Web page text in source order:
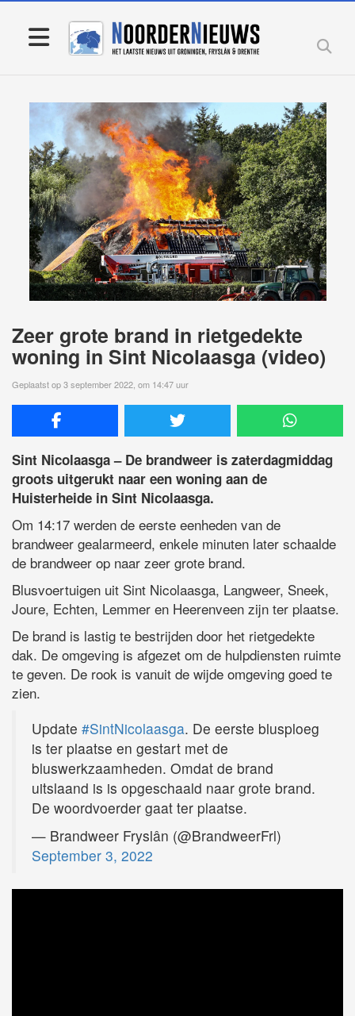
Zeer grote brand in rietgedekte
woning in Sint Nicolaasga (video)
Geplaatst op 3 september 2022, om 14:47 uur
Sint Nicolaasga – De brandweer is zaterdagmiddag
groots uitgerukt naar een woning aan de
Huisterheide in Sint Nicolaasga.
Om 14:17 werden de eerste eenheden van de
brandweer gealarmeerd, enkele minuten later schaalde
de brandweer op naar zeer grote brand.
Blusvoertuigen uit Sint Nicolaasga, Langweer, Sneek,
Joure, Echten, Lemmer en Heerenveen zijn ter plaatse.
De brand is lastig te bestrijden door het rietgedekte
dak. De omgeving is afgezet om de hulpdiensten ruimte
te geven. De rook is vanuit de wijde omgeving goed te
zien.
Update #SintNicolaasga. De eerste blusploeg
is ter plaatse en gestart met de
bluswerkzaamheden. Omdat de brand
uitslaand is is opgeschaald naar grote brand.
De woordvoerder gaat ter plaatse.
— Brandweer Fryslân (@BrandweerFrl)
September 3, 2022